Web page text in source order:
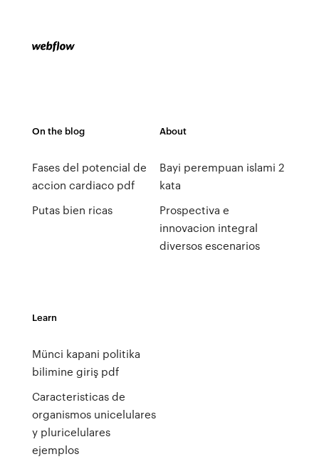
On the blog
Fases del potencial de
accion cardiaco pdf
Putas bien ricas
About
Bayi perempuan islami 2
kata
Prospectiva e
innovacion integral
diversos escenarios
Learn
Münci kapani politika
bilimine giriş pdf
Caracteristicas de
organismos unicelulares
y pluricelulares
ejemplos